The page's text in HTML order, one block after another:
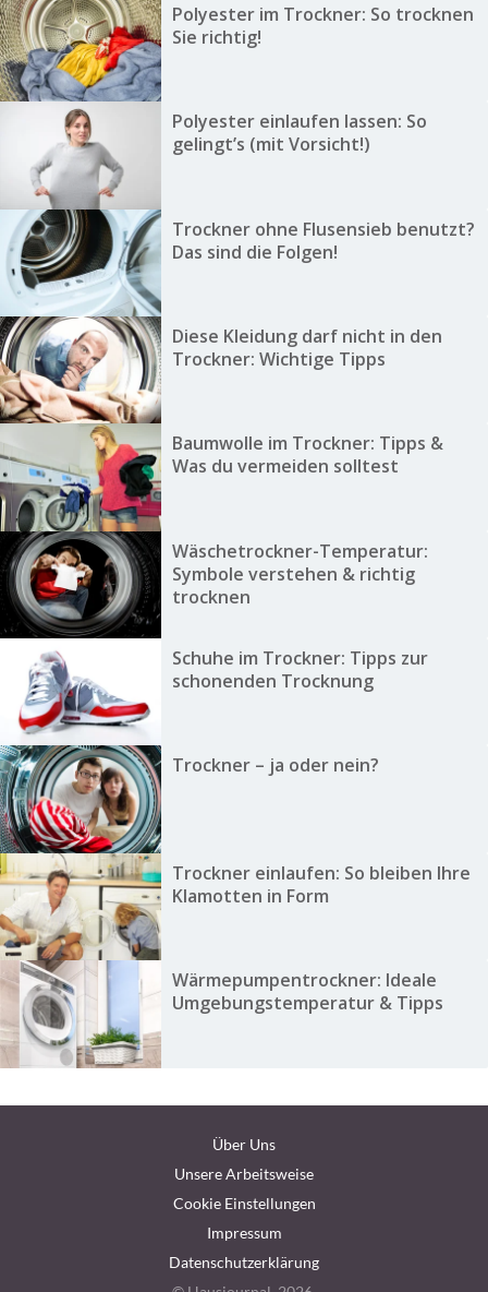
Polyester im Trockner: So trocknen
Sie richtig!
Polyester einlaufen lassen: So
gelingt’s (mit Vorsicht!)
Trockner ohne Flusensieb benutzt?
Das sind die Folgen!
Diese Kleidung darf nicht in den
Trockner: Wichtige Tipps
Baumwolle im Trockner: Tipps &
Was du vermeiden solltest
Wäschetrockner-Temperatur:
Symbole verstehen & richtig
trocknen
Schuhe im Trockner: Tipps zur
schonenden Trocknung
Trockner – ja oder nein?
Trockner einlaufen: So bleiben Ihre
Klamotten in Form
Wärmepumpentrockner: Ideale
Umgebungstemperatur & Tipps
Über Uns
Unsere Arbeitsweise
Cookie Einstellungen
Impressum
Datenschutzerklärung